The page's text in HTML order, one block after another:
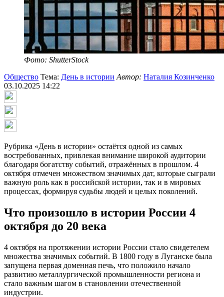
Фото: ShutterStock
Общество Тема: День в истории Автор: Наталия Козинченко
03.10.2025 14:22
Рубрика «День в истории» остаётся одной из самых
востребованных, привлекая внимание широкой аудитории
благодаря богатству событий, отражённых в прошлом. 4
октября отмечен множеством значимых дат, которые сыграли
важную роль как в российской истории, так и в мировых
процессах, формируя судьбы людей и целых поколений.
Что произошло в истории России 4
октября до 20 века
4 октября на протяжении истории России стало свидетелем
множества значимых событий. В 1800 году в Луганске была
запущена первая доменная печь, что положило начало
развитию металлургической промышленности региона и
стало важным шагом в становлении отечественной
индустрии.